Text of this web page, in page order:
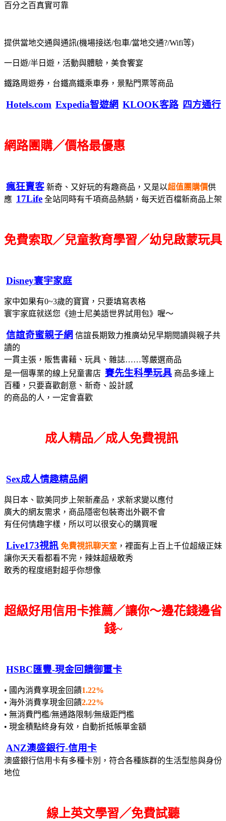
百分之百真實可靠
提供當地交通與通訊(機場接送/包車/當地交通?/Wifi等)
一日遊/半日遊，活動與體驗，美食饗宴
鐵路周遊券，台鐵高鐵乘車券，景點門票等商品
Hotels.com Expedia智遊網 KLOOK客路 四方通行
網路團購／價格最優惠
瘋狂賣客 新奇、又好玩的有趣商品，又是以超值團購價供
應 17Life 全站同時有千項商品熱銷，每天近百檔新商品上架
免費索取／兒童教育學習／幼兒啟蒙玩具
Disney寰宇家庭
家中如果有0~3歲的寶寶，只要填寫表格
寰宇家庭就送您《迪士尼美語世界試用包》喔～
信誼奇蜜親子網 信誼長期致力推廣幼兒早期閱讀與親子共
讀的
一貫主張，販售書藉、玩具、雜誌……等嚴選商品
是一個專業的線上兒童書店 賽先生科學玩具 商品多達上
百種，只要喜歡創意、新奇、設計感
的商品的人，一定會喜歡
成人精品／成人免費視訊
Sex成人情趣精品網
與日本、歐美同步上架新產品，求新求變以應付
廣大的網友需求， 商品隱密包裝寄出外觀不會
有任何情趣字樣，所以可以很安心的購買喔
Live173視訊 免費視訊聊天室 ，裡面有上百上千位超級正妹
讓你天天看都看不完，辣妹超級敢秀
敢秀的程度絕對超乎你想像
超級好用信用卡推薦／讓你～邊花錢邊省
錢~
HSBC匯豐-現金回饋御璽卡
• 國內消費享現金回饋1.22%
• 海外消費享現金回饋2.22%
• 無消費門檻/無通路限制/無級距門檻
• 現金積點終身有效，自動折抵帳單金額
ANZ澳盛銀行-信用卡
澳盛銀行信用卡有多種卡別，符合各種族群的生活型態與身份
地位
線上英文學習／免費試聽